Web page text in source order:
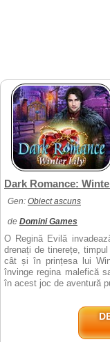
Dark Romance:
Gen: Obiect ascuns
de Domini Games
O Regină Evilă
drenați de tinerețe,
cât și în prințesa lui
învinge regina malefică
în acest joc de aventură